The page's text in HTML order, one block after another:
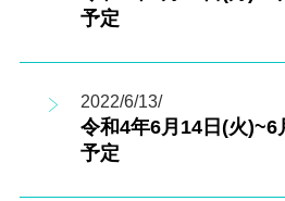
予定
2022/6/13/
令和4年6月14日(火)~6
予定